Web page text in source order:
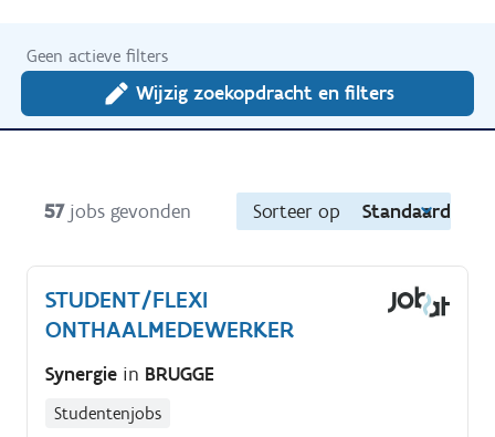
Geen actieve filters
Wijzig zoekopdracht en filters
57 jobs gevonden Sorteer op Standaard
STUDENT/FLEXI
ONTHAALMEDEWERKER
Synergie in BRUGGE
Studentenjobs